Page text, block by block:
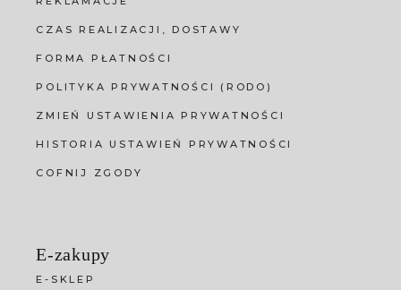
CZAS REALIZACJI, DOSTAWY
FORMA PŁATNOŚCI
POLITYKA PRYWATNOŚCI (RODO)
ZMIEŃ USTAWIENIA PRYWATNOŚCI
HISTORIA USTAWIEŃ PRYWATNOŚCI
COFNIJ ZGODY
E-zakupy
E-SKLEP